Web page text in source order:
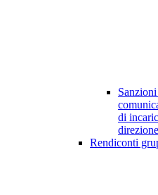
di
Rendiconti